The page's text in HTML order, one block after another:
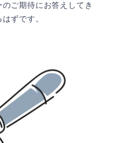
ご期待にお答えしてき
ずです。